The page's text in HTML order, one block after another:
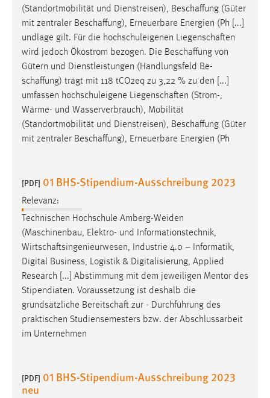
(Standortmobilität und Dienstreisen), Beschaffung (Güter
mit zentraler Beschaffung), Erneuerbare Energien (Ph [...]
undlage gilt. Für die hochschuleigenen Liegenschaften
wird jedoch Ökostrom bezogen. Die Beschaffung von
Gütern und Dienstleistungen (Handlungsfeld Be-
schaffung) trägt mit 118 tCO2eq zu 3,22 % zu den [...]
umfassen hochschuleigene Liegenschaften (Strom-,
Wärme- und Wasserverbrauch), Mobilität
(Standortmobilität und Dienstreisen), Beschaffung (Güter
mit zentraler Beschaffung), Erneuerbare Energien (Ph
[PDF] 01 BHS-Stipendium-Ausschreibung 2023
Relevanz:
Technischen Hochschule Amberg-Weiden
(Maschinenbau, Elektro- und Informationstechnik,
Wirtschaftsingenieurwesen, Industrie 4.0 – Informatik,
Digital Business, Logistik & Digitalisierung, Applied
Research [...] Abstimmung mit dem jeweiligen Mentor des
Stipendiaten. Voraussetzung ist deshalb die
grundsätzliche Bereitschaft zur - Durchführung des
praktischen Studiensemesters bzw. der Abschlussarbeit
im Unternehmen
[PDF] 01 BHS-Stipendium-Ausschreibung 2023
neu